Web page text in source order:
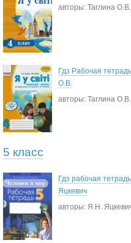
авторы: Таглина
Гдз Рабочая
О.В.
авторы: Таглина
5 класс
Гдз рабочая
Яцкевич
авторы: Я.Н.